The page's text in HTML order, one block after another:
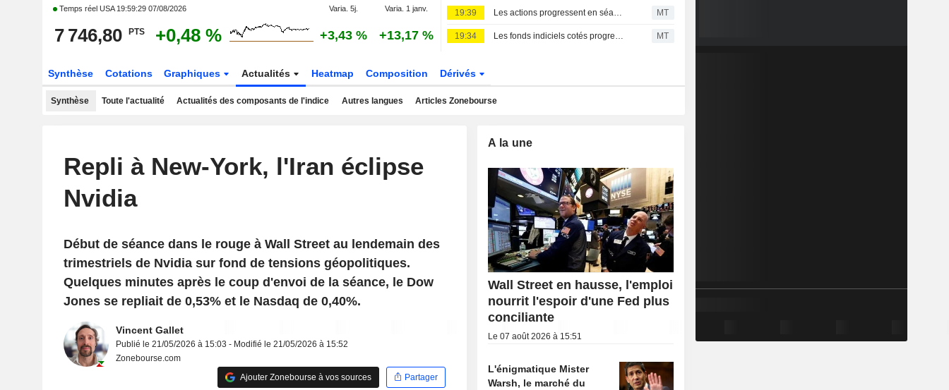
Temps réel USA 19:59:29 07/08/2026 Varia. 5j. Varia. 1 janv.
7 746,80 PTS +0,48 % +3,43 % +13,17 %
19:39 Les actions progressent en séance, le rapport sur l'emploi tempère les anticipations de hausse des taux MT
19:34 Les fonds indiciels cotés progressent dans le sillage de Wall Street à la mi-séance MT
Synthèse Cotations Graphiques Actualités Heatmap Composition Dérivés
Synthèse Toute l'actualité Actualités des composants de l'indice Autres langues Articles Zonebourse
Repli à New-York, l'Iran éclipse
Nvidia
Début de séance dans le rouge à Wall Street au lendemain des
trimestriels de Nvidia sur fond de tensions géopolitiques.
Quelques minutes après le coup d'envoi de la séance, le Dow
Jones se repliait de 0,53% et le Nasdaq de 0,40%.
Vincent Gallet
Publié le 21/05/2026 à 15:03 - Modifié le 21/05/2026 à 15:52
Zonebourse.com
Ajouter Zonebourse à vos sources
Partager
A la une
Wall Street en hausse, l'emploi
nourrit l'espoir d'une Fed plus
conciliante
Le 07 août 2026 à 15:51
L'énigmatique Mister
Warsh, le marché du